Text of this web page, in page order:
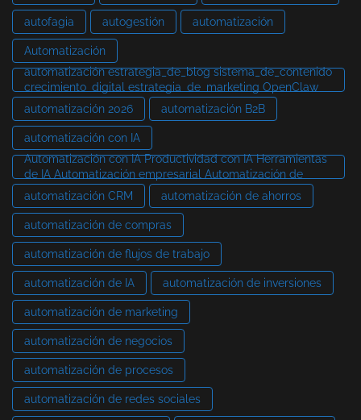
autofagia autogestión automatización
Automatización
automatización estrategia_de_blog sistema_de_contenido
crecimiento_digital estrategia_de_marketing OpenClaw
automatización 2026
automatización B2B
automatización con IA
Automatización con IA Productividad con IA Herramientas
de IA Automatización empresarial Automatización de
automatización CRM
automatización de ahorros
automatización de compras
automatización de flujos de trabajo
automatización de IA automatización de inversiones
automatización de marketing
automatización de negocios
automatización de procesos
automatización de redes sociales